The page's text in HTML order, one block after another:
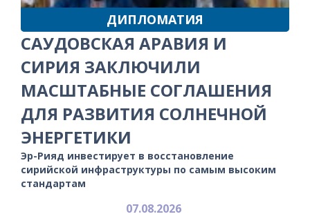
ДИПЛОМАТИЯ
САУДОВСКАЯ АРАВИЯ И
СИРИЯ ЗАКЛЮЧИЛИ
МАСШТАБНЫЕ СОГЛАШЕНИЯ
ДЛЯ РАЗВИТИЯ СОЛНЕЧНОЙ
ЭНЕРГЕТИКИ
Эр-Рияд инвестирует в восстановление
сирийской инфраструктуры по самым высоким
стандартам
07.08.2026